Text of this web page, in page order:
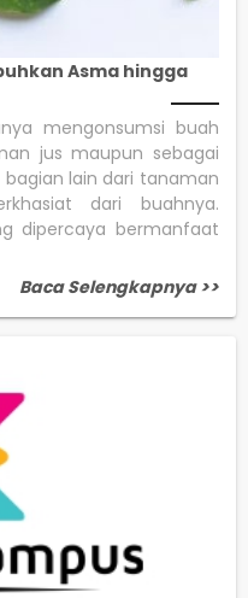
Asma hingga
mengonsumsi buah
jus maupun sebagai
lain dari tanaman
dari buahnya.
dipercaya bermanfaat
Baca Selengkapnya >>